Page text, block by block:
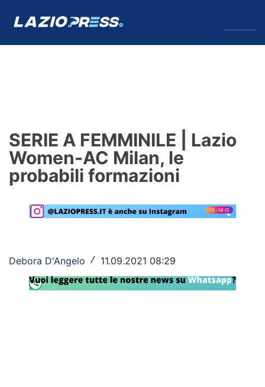
Formello
Infortuni
Primavera
Lazio Women
Rassegna Lazio
SERIE A FEMMINILE | Lazio
Women-AC Milan, le
probabili formazioni
Debora D'Angelo / 11.09.2021 08:29